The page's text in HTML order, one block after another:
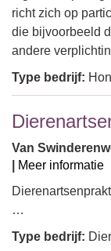
richt zich op
die bijvoorbeeld
andere
Type bedrijf:
Van
Meer informatie
…
Type bedrijf: